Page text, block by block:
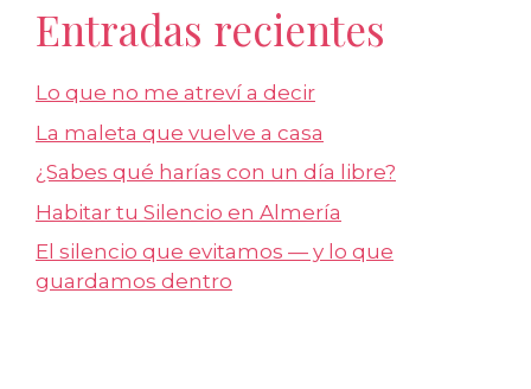
Entradas recientes
Lo que no me atreví a decir
La maleta que vuelve a casa
¿Sabes qué harías con un día libre?
Habitar tu Silencio en Almería
El silencio que evitamos — y lo que
guardamos dentro